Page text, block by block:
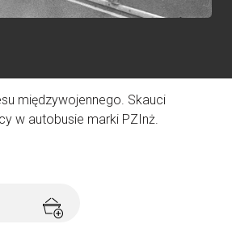
międzywojennego. Skauci
w autobusie marki PZInż.